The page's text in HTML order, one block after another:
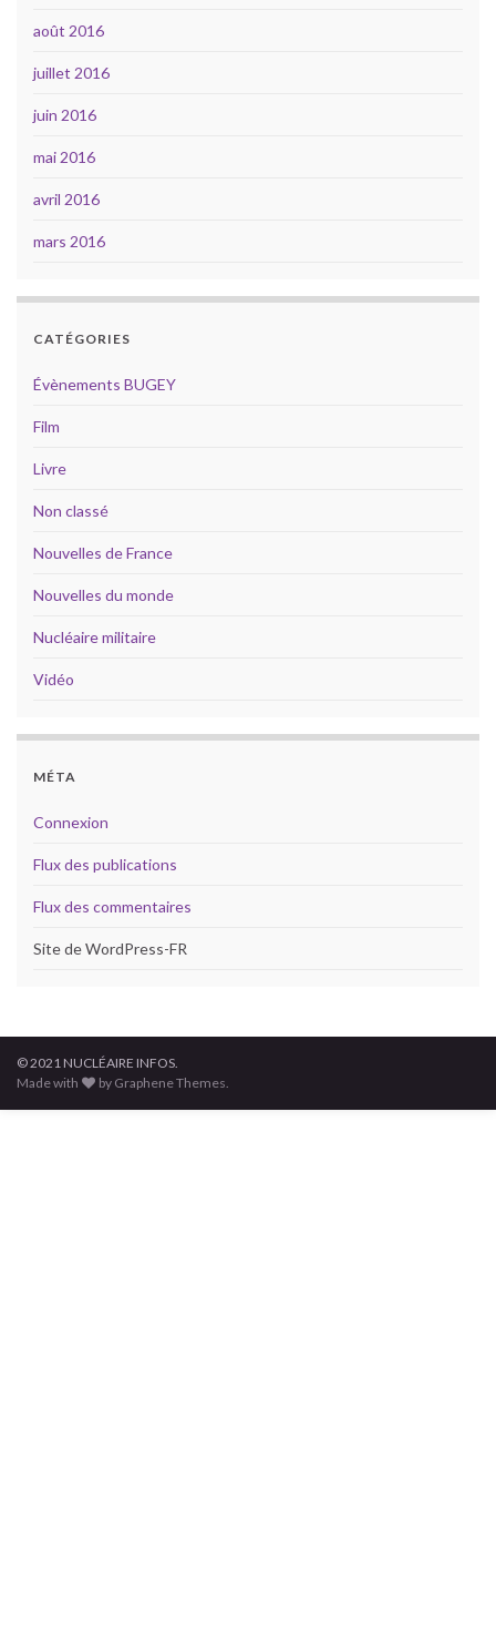
août 2016
juillet 2016
juin 2016
mai 2016
avril 2016
mars 2016
CATÉGORIES
Évènements BUGEY
Film
Livre
Non classé
Nouvelles de France
Nouvelles du monde
Nucléaire militaire
Vidéo
MÉTA
Connexion
Flux des publications
Flux des commentaires
Site de WordPress-FR
© 2021 NUCLÉAIRE INFOS.
Made with
by Graphene Themes.